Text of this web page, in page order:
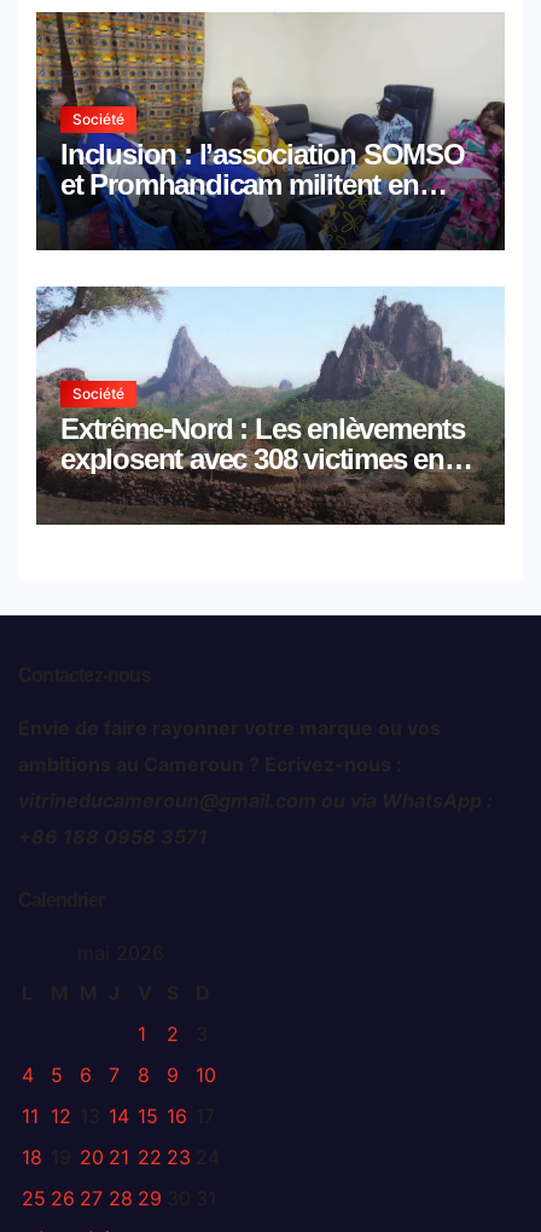
Société
Inclusion : l’association SOMSO
et Promhandicam militent en
faveur d’une réforme des
formations en hôtellerie-
Société
Extrême-Nord : Les enlèvements
explosent avec 308 victimes en
trois mois
1
2
4
5 6 7 8 9
10
11 12 14 15 16
18
20 21 22 23
25 26 27 28 29